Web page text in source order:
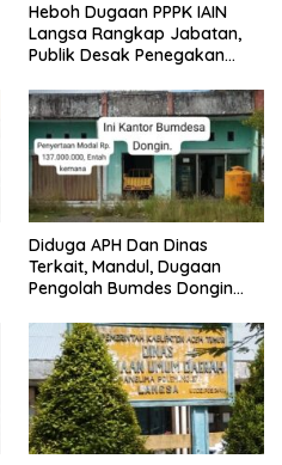
Heboh Dugaan PPPK IAIN
Langsa Rangkap Jabatan,
Publik Desak Penegakan
Diduga APH Dan Dinas
Terkait, Mandul, Dugaan
Pengolah Bumdes Dongin
Program Pemerintah.